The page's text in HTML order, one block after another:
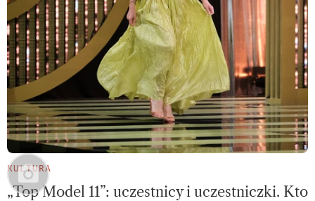
KULTURA
„Top Model 11”: uczestnicy i uczestniczki. Kto